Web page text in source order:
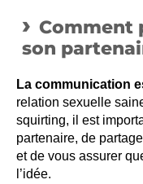
Comment
son
La communication
relation sexuelle
squirting, il est
partenaire, de
et de vous assurer
l’idée.